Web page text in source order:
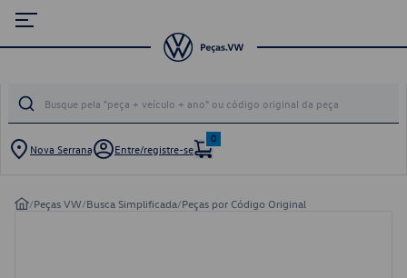
Nova Serrana Entre/registre-se
0
/Peças VW/Busca Simplificada/Peças por Código Original